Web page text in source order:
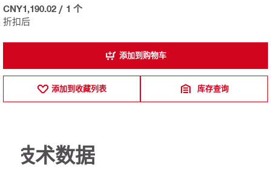
折扣后
CNY1,190.02 / 1 个
添加到购物车
添加到收藏列表 库存查询
技术数据